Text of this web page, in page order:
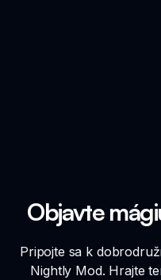
Objavte
Pripojte sa k
Nightly Mod. Hrajte